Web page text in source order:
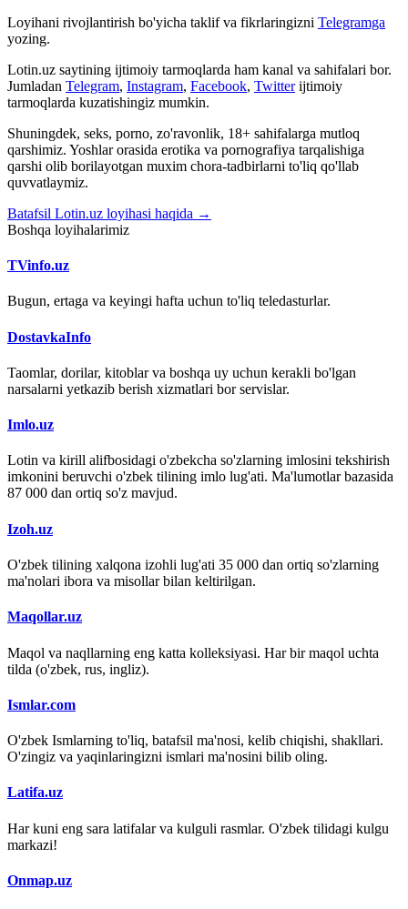
Loyihani rivojlantirish bo'yicha taklif va fikrlaringizni Telegramga
yozing.
Lotin.uz saytining ijtimoiy tarmoqlarda ham kanal va sahifalari bor.
Jumladan Telegram, Instagram, Facebook, Twitter ijtimoiy
tarmoqlarda kuzatishingiz mumkin.
Shuningdek, seks, porno, zo'ravonlik, 18+ sahifalarga mutloq
qarshimiz. Yoshlar orasida erotika va pornografiya tarqalishiga
qarshi olib borilayotgan muxim chora-tadbirlarni to'liq qo'llab
quvvatlaymiz.
Batafsil Lotin.uz loyihasi haqida →
Boshqa loyihalarimiz
TVinfo.uz
Bugun, ertaga va keyingi hafta uchun to'liq teledasturlar.
DostavkaInfo
Taomlar, dorilar, kitoblar va boshqa uy uchun kerakli bo'lgan
narsalarni yetkazib berish xizmatlari bor servislar.
Imlo.uz
Lotin va kirill alifbosidagi o'zbekcha so'zlarning imlosini tekshirish
imkonini beruvchi o'zbek tilining imlo lug'ati. Ma'lumotlar bazasida
87 000 dan ortiq so'z mavjud.
Izoh.uz
O'zbek tilining xalqona izohli lug'ati 35 000 dan ortiq so'zlarning
ma'nolari ibora va misollar bilan keltirilgan.
Maqollar.uz
Maqol va naqllarning eng katta kolleksiyasi. Har bir maqol uchta
tilda (o'zbek, rus, ingliz).
Ismlar.com
O'zbek Ismlarning to'liq, batafsil ma'nosi, kelib chiqishi, shakllari.
O'zingiz va yaqinlaringizni ismlari ma'nosini bilib oling.
Latifa.uz
Har kuni eng sara latifalar va kulguli rasmlar. O'zbek tilidagi kulgu
markazi!
Onmap.uz